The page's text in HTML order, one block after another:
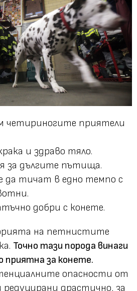
четириногите приятели
и здраво тяло.
за дългите пътища.
да тичат в едно темпо с
добри с конете.
на петнистите
Точно тази порода винаги
приятна за конете.
опасности от
драстично, за